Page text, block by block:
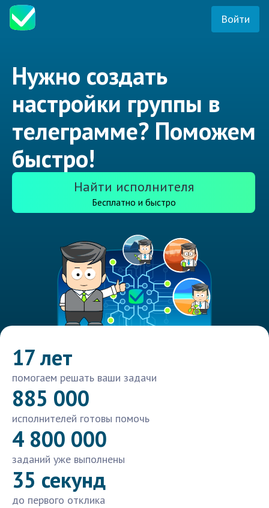
Войти
Нужно создать
настройки группы в
телеграмме? Поможем
быстро!
Найти исполнителя
Бесплатно и быстро
17 лет
помогаем решать ваши задачи
885 000
исполнителей готовы помочь
4 800 000
заданий уже выполнены
35 секунд
до первого отклика